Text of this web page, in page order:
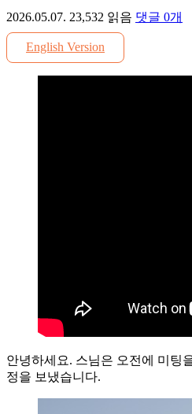
2026.05.07. 23,532 읽음 댓글 0개
English Version
안녕하세요. 스님은 오전에 미팅
정을 보냈습니다.